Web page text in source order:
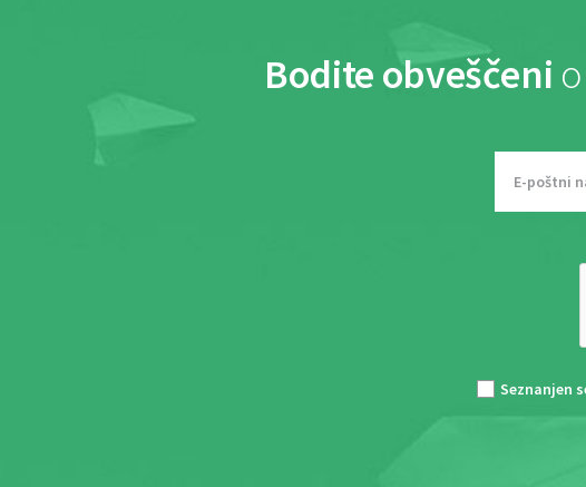
Bodite obveščeni
Seznanjen